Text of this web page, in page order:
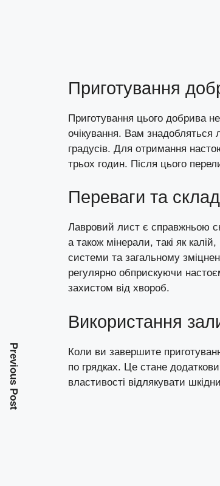
Приготування
Приготування цього добрива
очікування. Вам
градусів. Для отримання
трьох годин. Після цього
Переваги та
Лавровий лист є справжньою
а також мінерали, такі як
системи та загальному
регулярно обприскуючи
захистом від хвороб.
Використання
Коли ви завершите
по грядках. Це стане
властивості відлякувати
Previous Post